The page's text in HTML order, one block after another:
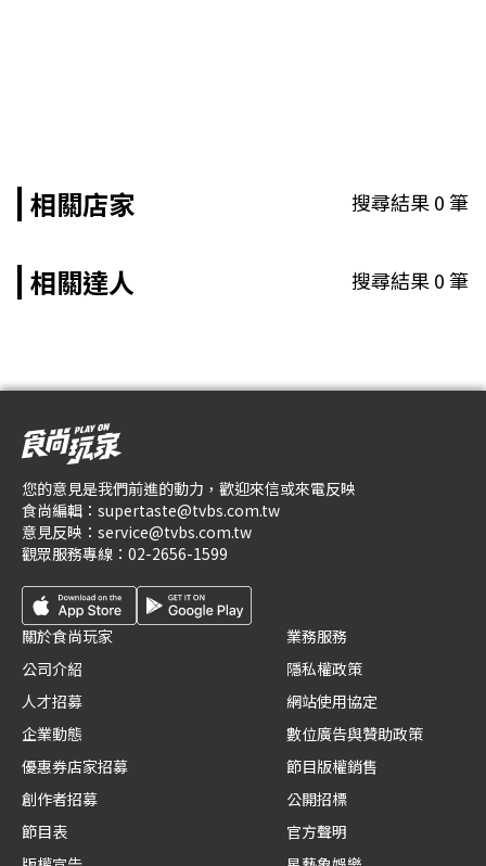
相關店家 搜尋結果0筆
相關達人 搜尋結果0筆
您的意見是我們前進的動力，歡迎來信或來電反映
食尚編輯： supertaste@tvbs.com.tw
意見反映： service@tvbs.com.tw
觀眾服務專線： 02-2656-1599
關於食尚玩家
公司介紹
人才招募
企業動態
優惠券店家招募
創作者招募
節目表
業務服務
隱私權政策
網站使用協定
數位廣告與贊助政策
節目版權銷售
公開招標
官方聲明